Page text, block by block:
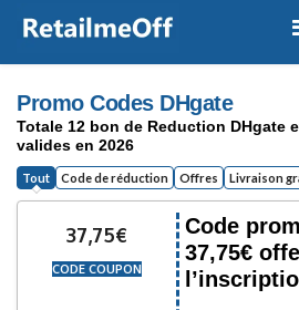
Promo Codes DHgate
Totale 12 bon de Reduction DHgate
valides en 2026
Tout Code de réduction Offres Livraison
37,75€
CODE COUPON
Code
37,75€